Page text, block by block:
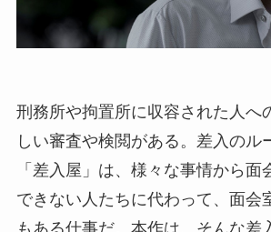
刑務所や拘置所に収容された人へ
しい審査や検閲がある。差入のル
「差入屋」は、様々な事情から面
できない人たちに代わって、面会
もある仕事だ。本作は、そんな差